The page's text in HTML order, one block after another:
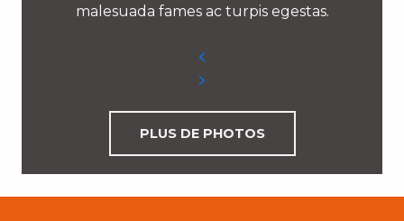
malesuada fames ac turpis egestas.
PLUS DE PHOTOS